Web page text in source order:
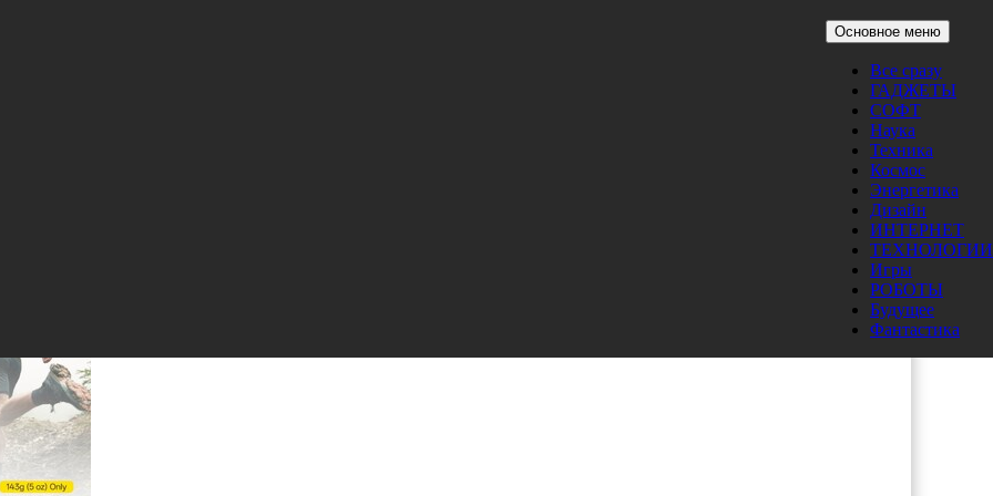
Основное меню
Все сразу
ГАДЖЕТЫ
СОФТ
Наука
Техника
Космос
Энергетика
Дизайн
ИНТЕРНЕТ
ТЕХНОЛОГИИ
Игры
РОБОТЫ
Будущее
Фантастика